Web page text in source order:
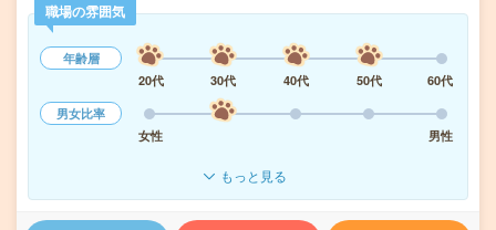
職場の雰囲気
年齢層
20代
30代 40代 50代
60代
男女比率
女性
男性
もっと見る